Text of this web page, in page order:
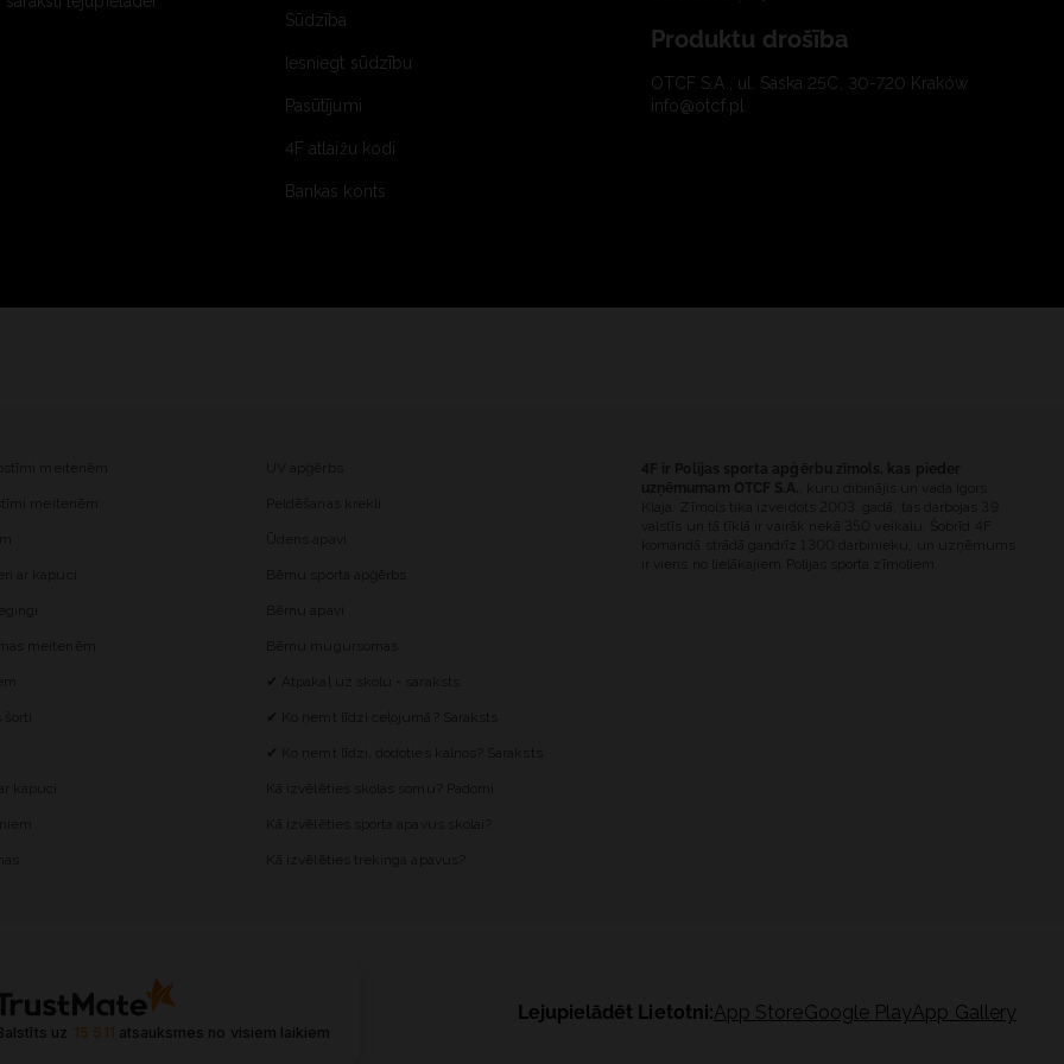
Sūdzība
Iesniegt sūdzību
Pasūtījumi
4F atlaižu kodi
Bankas konts
Produktu drošība
OTCF S.A., ul. Saska 25C, 30-720 Kraków
info@otcf.pl
uz 15 511 atsauksmes no visiem laikiem
Lejupielādēt Lietotni:App StoreGoogle PlayApp Gallery